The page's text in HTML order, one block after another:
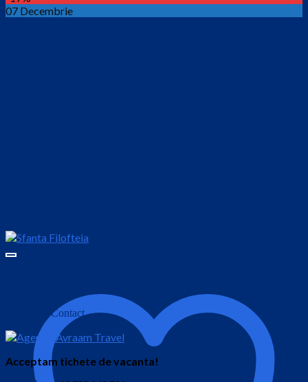
07 Decembrie
Informatii Contact
Acceptam tichete de vacanta!